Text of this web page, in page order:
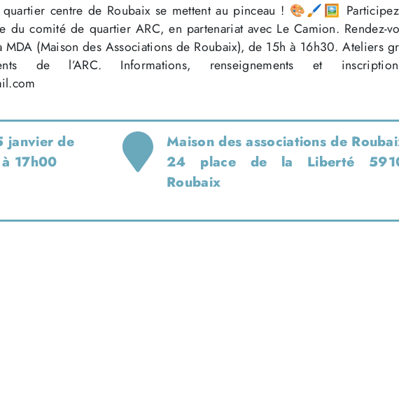
quartier centre de Roubaix se mettent au pinceau ! 🎨🖌️🖼️
du comité de quartier ARC, en partenariat avec Le Camion. Rendez-
(Maison des Associations de Roubaix), de 15h à 16h30. Ateliers
de l’ARC. Informations, renseignements et
janvier de
17h00
Maison des associations de
24 place de la Liberté
Roubaix